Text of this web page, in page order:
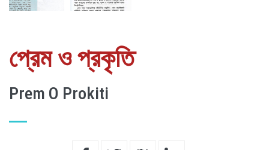
প্রেম ও প্রকৃতি
Prem O Prokiti